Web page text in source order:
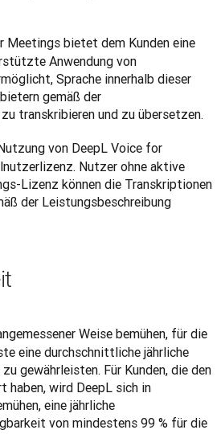
Meetings bietet dem Kunden eine
Anwendung von
Sprache innerhalb dieser
gemäß der
transkribieren und zu übersetzen.
von DeepL Voice for
Nutzer ohne aktive
Lizenz können die Transkriptionen
der Leistungsbeschreibung
Weise bemühen, für die
eine durchschnittliche jährliche
gewährleisten. Für Kunden, die den
haben, wird DeepL sich in
eine jährliche
von mindestens 99 % für die